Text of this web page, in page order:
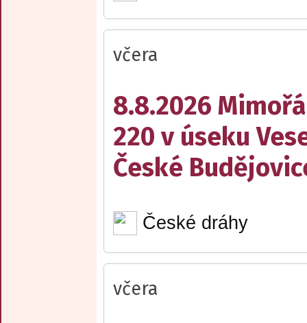
včera
8.8.2026
220 v úseku
České
České dráhy
včera